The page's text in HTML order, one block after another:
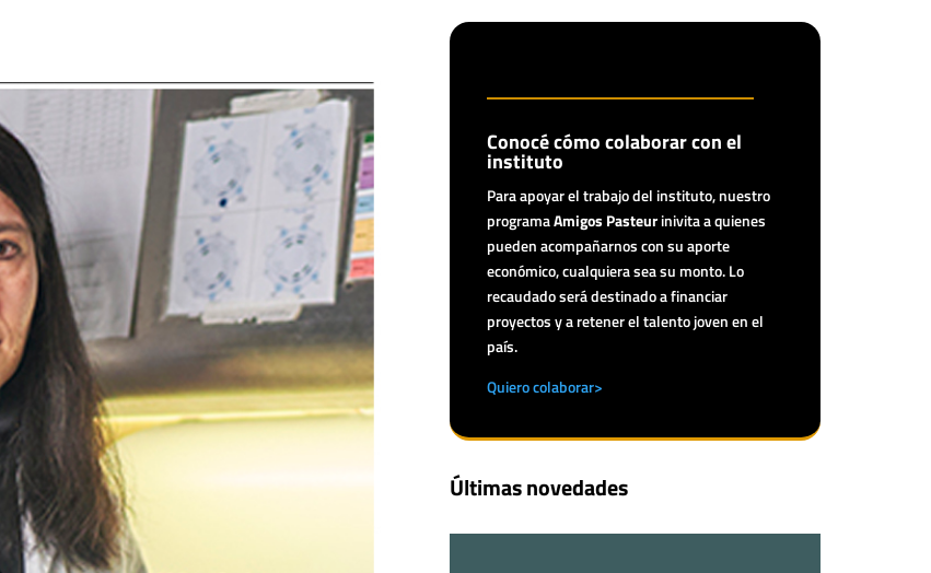
Conocé cómo colaborar con el
instituto
Para apoyar el trabajo del instituto, nuestro
programaAmigos Pasteurinivita a quienes
pueden acompañarnos con su aporte
económico, cualquiera sea su monto. Lo
recaudado será destinado a financiar
proyectos y a retener el talento joven en el
país.
Quiero colaborar>
Últimas novedades